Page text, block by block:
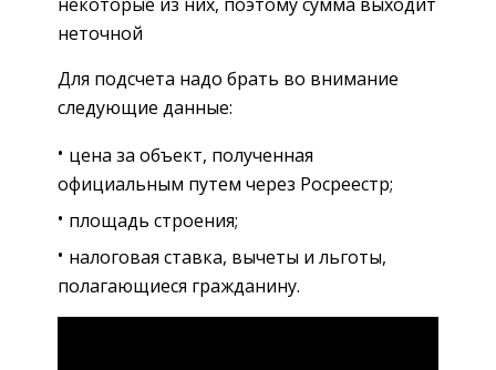
неточной
Для подсчета надо брать во внимание
следующие данные:
цена за объект, полученная
официальным путем через Росреестр;
площадь строения;
налоговая ставка, вычеты и льготы,
полагающиеся гражданину.